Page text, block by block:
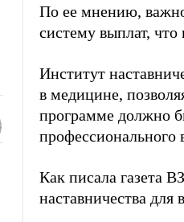
По ее мнению, важно
систему выплат,
Институт
в медицине,
программе должно
профессионального
Как писала газета
наставничества